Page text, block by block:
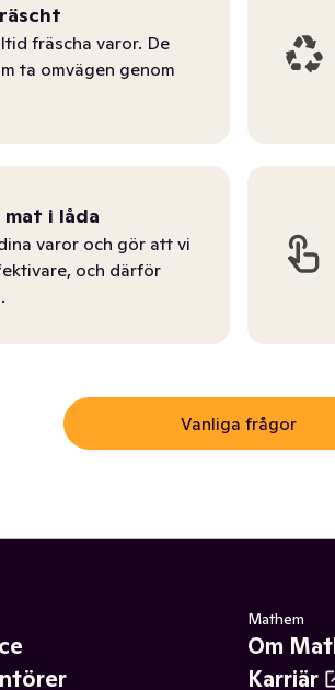
fräscha varor. De
ta omvägen genom
i låda
varor och gör att vi
och därför
Vanliga frågor
Mathem
Om
Karriär